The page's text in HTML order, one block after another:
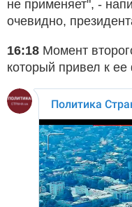
не применяет", -
очевидно,
16:18 Момент
который привел к